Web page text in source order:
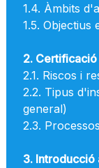
1.4. Àmbits
1.5. Objectius
2.
2.1. Riscos i
2.2. Tipus
general)
2.3.
3. Introducció